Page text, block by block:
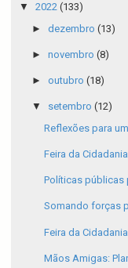
▼ 2022 (133)
► dezembro (13)
► novembro (8)
► outubro (18)
▼ setembro (12)
Reflexões para
Feira da
Políticas públicas
Somando forças
Feira da
Mãos Amigas: